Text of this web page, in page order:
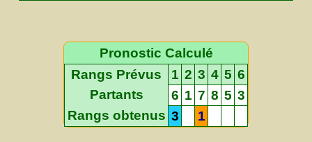
Pronostic Calculé
Rangs Prévus
1 2 3 4 5 6
Partants
6 1 7 8 5 3
Rangs obtenus 3 1